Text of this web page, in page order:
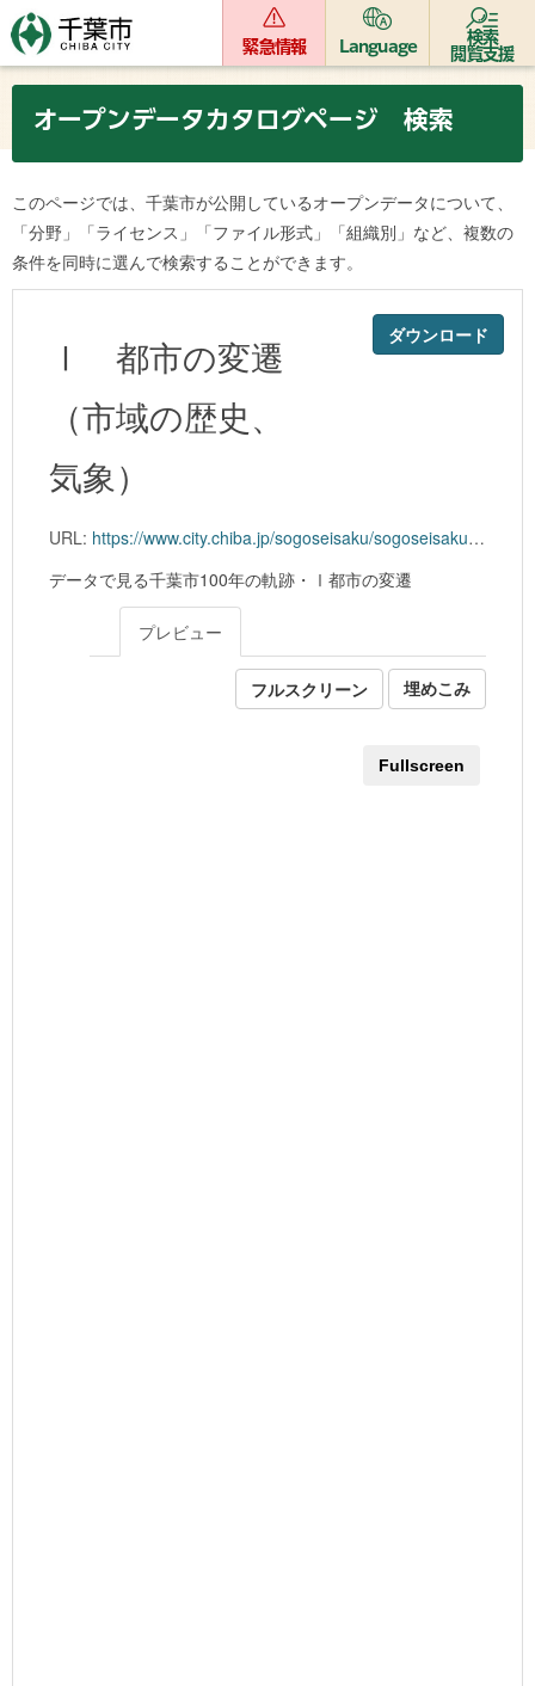
緊急情報 Language
検索
閲覧支援
オープンデータカタログページ 検索
このページでは、千葉市が公開しているオープンデータについて、
「分野」「ライセンス」「ファイル形式」「組織別」など、複数の
条件を同時に選んで検索することができます。
ダウンロード
Ⅰ 都市の変遷
（市域の歴史、
気象）
URL: https://www.city.chiba.jp/sogoseisaku/sogoseisaku/identitysuishin/documents/1_city.xlsx
データで見る千葉市100年の軌跡・Ⅰ都市の変遷
プレビュー
フルスクリーン 埋めこみ
Fullscreen